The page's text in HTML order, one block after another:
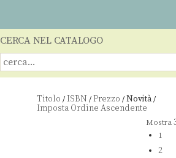
CERCA NEL CATALOGO
Titolo /ISBN /Prezzo /Novità/
Mostra
1
2